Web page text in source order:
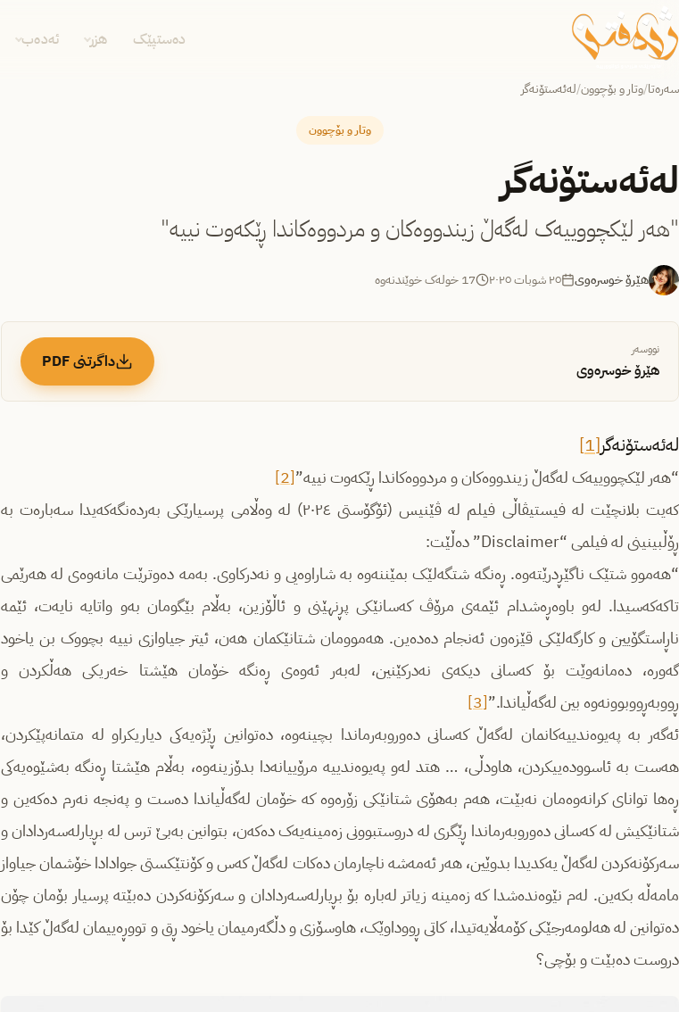
دەستپێک هزر ئەدەب
سەرەتا/وتار و بۆچوون/لەئەستۆنەگر
وتار و بۆچوون
لەئەستۆنەگر
"هەر لێکچووییەک لەگەڵ زیندووەکان و مردووەکاندا ڕێکەوت نییە"
هێرۆ خوسرەوی ٢٥ شوبات ٢٠٢٥ 17 خولەک خوێندنەوە
نووسەر
هێرۆ خوسرەوی داگرتنی PDF
لەئەستۆنەگر[1]
“هەر لێکچووییەک لەگەڵ زیندووەکان و مردووەکاندا ڕێکەوت نییە”[2]
کەیت بلانچێت لە فیستیڤاڵی فیلم لە ڤێنیس (ئۆگۆستی ٢٠٢٤) لە وەڵامی پرسیارێکی بەردەنگەکەیدا سەبارەت بە
ڕۆڵبینینی لە فیلمی “Disclaimer” دەڵێت:
“هەموو شتێک ناگێڕدرێتەوە. ڕەنگە شتگەلێک بمێننەوە بە شاراوەیی و نەدرکاوی. بەمە دەوترێت مانەوەی لە هەرێمی
تاکەکەسیدا. لەو باوەڕەشدام ئێمەی مرۆڤ کەسانێکی پڕنهێنی و ئاڵۆزین، بەڵام بێگومان بەو واتایە نایەت، ئێمە
ناڕاستگۆیین و کارگەلێکی قێزەون ئەنجام دەدەین. هەموومان شتانێکمان هەن، ئیتر جیاوازی نییە بچووک بن یاخود
گەورە، دەمانەوێت بۆ کەسانی دیکەی نەدرکێنین، لەبەر ئەوەی ڕەنگە خۆمان هێشتا خەریکی هەڵکردن و
ڕووبەڕووبوونەوە بین لەگەڵیاندا.”[3]
ئەگەر بە پەیوەندییەکانمان لەگەڵ کەسانی دەوروبەرماندا بچینەوە، دەتوانین ڕێژەیەکی دیاریکراو لە متمانەپێکردن،
هەست بە ئاسوودەییکردن، هاودڵی، … هتد لەو پەیوەندییە مرۆییانەدا بدۆزینەوە، بەڵام هێشتا ڕەنگە بەشێوەیەکی
ڕەها توانای کرانەوەمان نەبێت، هەم بەهۆی شتانێکی زۆرەوە کە خۆمان لەگەڵیاندا دەست و پەنجە نەرم دەکەین و
شتانێکیش لە کەسانی دەوروبەرماندا ڕێگری لە دروستبوونی زەمینەیەک دەکەن، بتوانین بەبێ ترس لە بڕیارلەسەردادان و
سەرکۆنەکردن لەگەڵ یەکدیدا بدوێین، هەر ئەمەشە ناچارمان دەکات لەگەڵ کەس و کۆنتێکستی جوادادا خۆشمان جیاواز
مامەڵە بکەین. لەم نێوەندەشدا کە زەمینە زیاتر لەبارە بۆ بڕیارلەسەردادان و سەرکۆنەکردن دەبێتە پرسیار بۆمان چۆن
دەتوانین لە هەلومەرجێکی کۆمەڵایەتیدا، کاتی ڕووداوێک، هاوسۆزی و دڵگەرمیمان یاخود ڕق و تووڕەییمان لەگەڵ کێدا بۆ
دروست دەبێت و بۆچی؟